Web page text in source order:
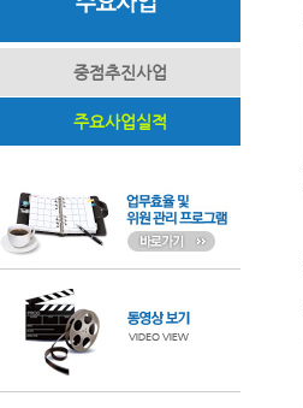
중점추진사업
주요사업실적